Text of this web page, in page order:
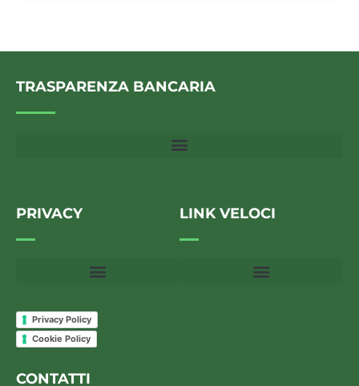
TRASPARENZA BANCARIA
PRIVACY
Privacy Policy
Cookie Policy
LINK VELOCI
CONTATTI